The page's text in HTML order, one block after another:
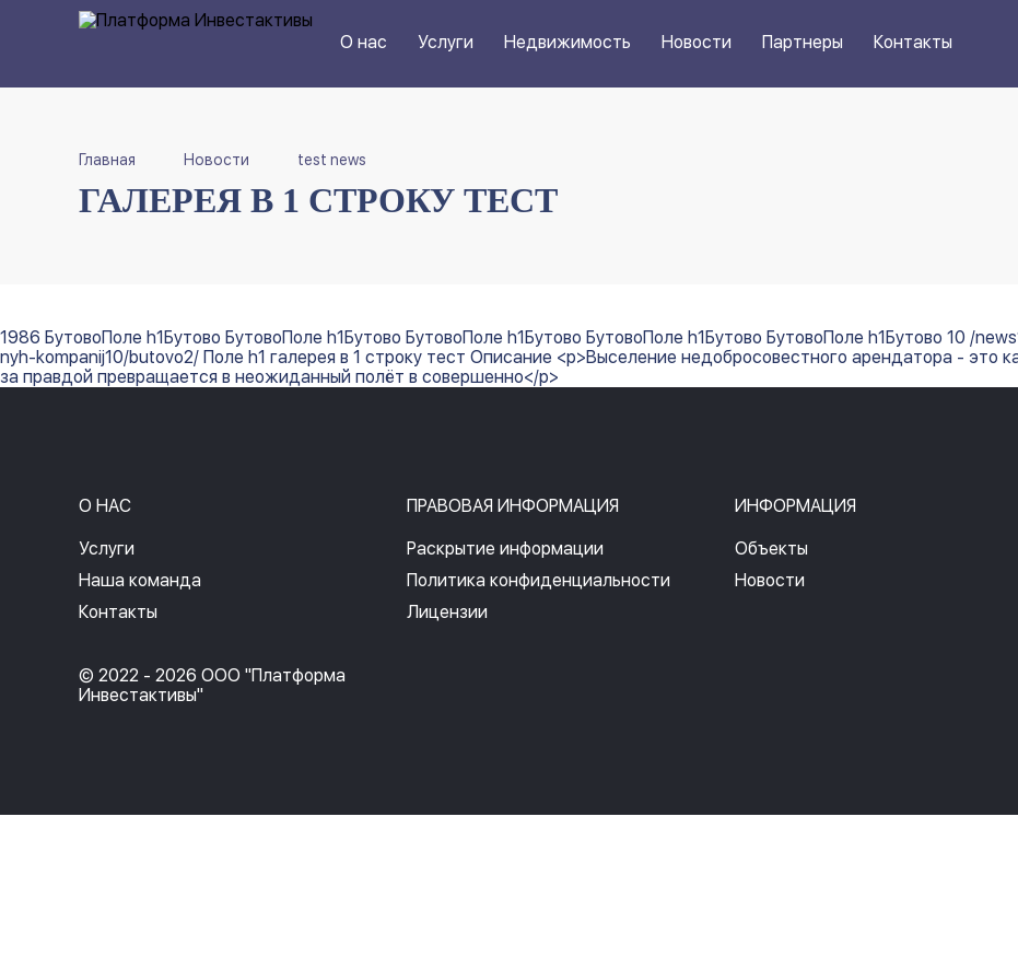
О нас Услуги Недвижимость Новости Партнеры Контакты
Главная Новости test news
ГАЛЕРЕЯ В 1 СТРОКУ ТЕСТ
1986 БутовоПоле h1Бутово БутовоПоле h1Бутово БутовоПоле h1Бутово БутовоПоле h1Бутово БутовоПоле h1Бутово 10 /
nyh-kompanij10/butovo2/ Поле h1 галерея в 1 строку тест Описание <p>Выселение недобросовестного арендатора - это
за правдой превращается в неожиданный полёт в совершенно</p>
О НАС
Услуги
Наша команда
Контакты
ПРАВОВАЯ ИНФОРМАЦИЯ
Раскрытие информации
Политика конфиденциальности
Лицензии
ИНФОРМАЦИЯ
Объекты
Новости
© 2022 - 2026 ООО "Платформа
Инвестактивы"